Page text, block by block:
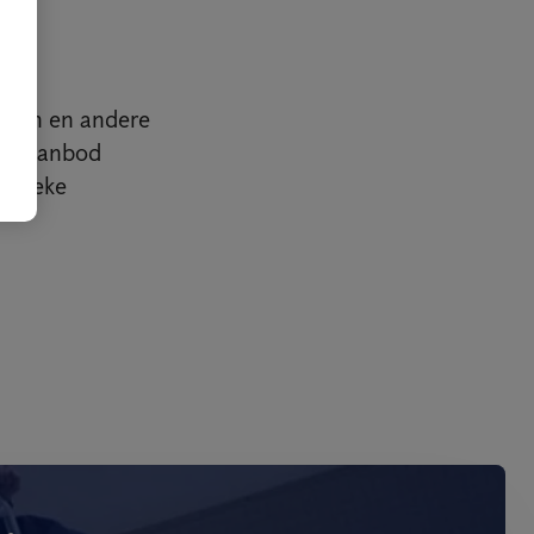
en andere
aanbod